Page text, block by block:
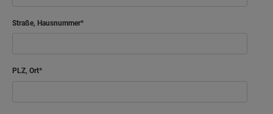
Straße, Hausnummer
PLZ, Ort